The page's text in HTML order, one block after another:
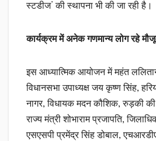
स्टडीज’ की स्थापना भी की जा रही है।
कार्यक्रम में अनेक गणमान्य लोग रहे
इस आध्यात्मिक आयोजन में महंत
विधानसभा उपाध्यक्ष जय कृष्ण सिंह,
नागर, विधायक मदन कौशिक, रुड़की की
राज्य मंत्री शोभाराम प्रजापति,
एसएसपी प्रमेंद्र सिंह डोबाल,